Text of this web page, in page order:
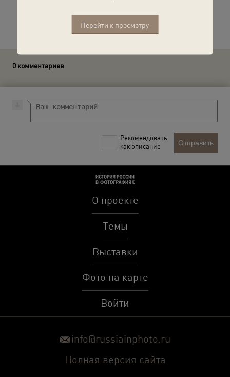
Перейти к просмотру
Расскажите друзьям об этом фото
0 комментариев
Рекомендовать
как описание
Отправить
О проекте
Темы
Выставки
Фото на карте
Войти
info@russiainphoto.ru
Полная версия сайта